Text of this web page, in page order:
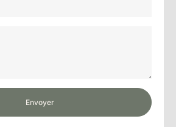
Envoyer